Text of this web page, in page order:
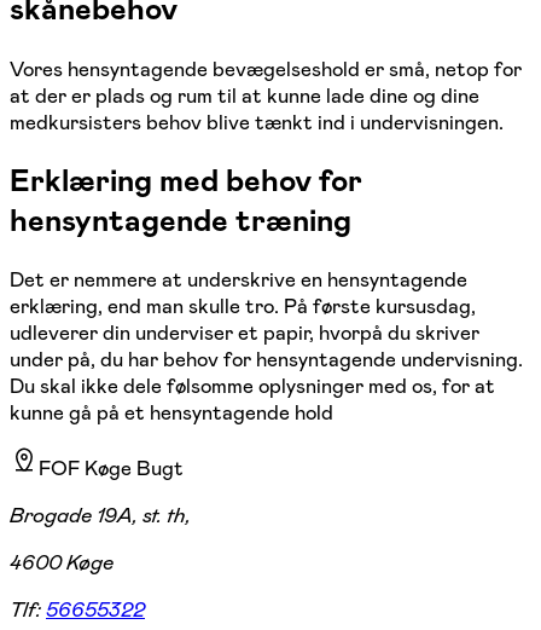
skånebehov
Vores hensyntagende bevægelseshold er små, netop for
at der er plads og rum til at kunne lade dine og dine
medkursisters behov blive tænkt ind i undervisningen.
Erklæring med behov for
hensyntagende træning
Det er nemmere at underskrive en hensyntagende
erklæring, end man skulle tro. På første kursusdag,
udleverer din underviser et papir, hvorpå du skriver
under på, du har behov for hensyntagende undervisning.
Du skal ikke dele følsomme oplysninger med os, for at
kunne gå på et hensyntagende hold
FOF Køge Bugt
Brogade 19A, st. th,
4600 Køge
Tlf:56655322